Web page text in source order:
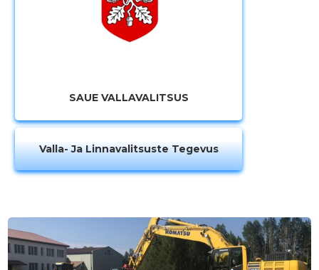
SAUE VALLAVALITSUS
Valla- Ja Linnavalitsuste Tegevus